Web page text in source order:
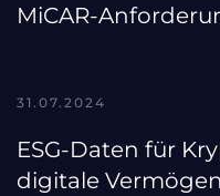
MiCAR-
31.07.2024
ESG-Daten für
digitale